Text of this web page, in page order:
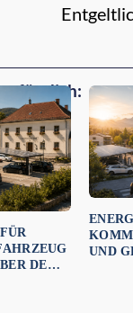
für dich:
DEM
UND